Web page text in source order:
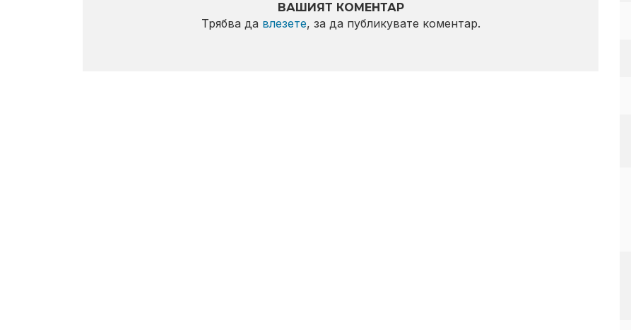
ВАШИЯТ КОМЕНТАР
Трябва да влезете, за да публикувате коментар.